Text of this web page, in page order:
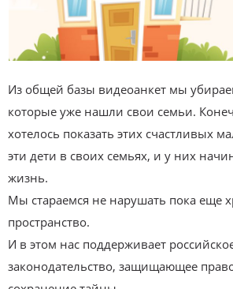
Из общей базы видеоанкет мы
которые уже нашли свои семьи.
хотелось показать этих счастливых
эти дети в своих семьях, и у них
жизнь.
Мы стараемся не нарушать пока еще
пространство.
И в этом нас поддерживает
законодательство, защищающее